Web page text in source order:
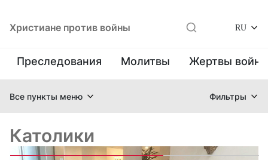
Христиане против войны RU
Преследования Молитвы Жертвы
Все пункты меню Фильтры
Католики